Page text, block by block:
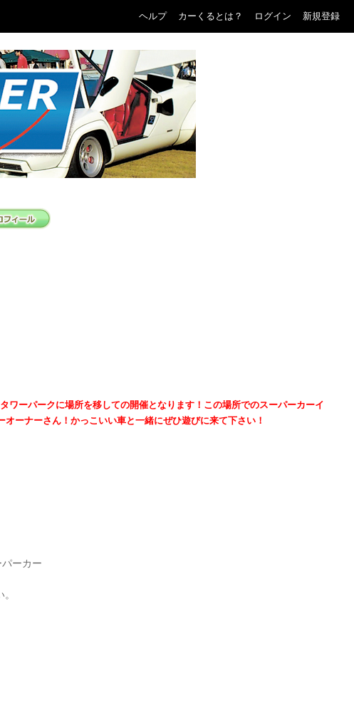
ヘルプ カーくるとは？ ログイン 新規登録
ーパークに場所を移しての開催となります！この場所でのスーパーカーイ
ーナーさん！かっこいい車と一緒にぜひ遊びに来て下さい！
ーカー